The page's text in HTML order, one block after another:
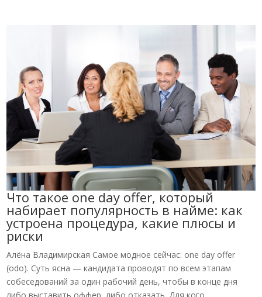
Что такое one day offer, который
набирает популярность в найме: как
устроена процедура, какие плюсы и
риски
Алёна Владимирская Самое модное сейчас: one day offer
(odo). Суть ясна — кандидата проводят по всем этапам
собеседований за один рабочий день, чтобы в конце дня